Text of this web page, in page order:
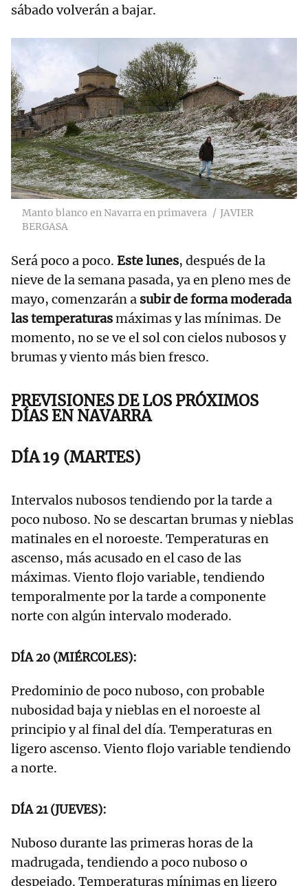
sábado volverán a bajar.
Manto blanco en Navarra en primavera
JAVIER
BERGASA
Será poco a poco. Este lunes, después de la
nieve de la semana pasada, ya en pleno mes de
mayo, comenzarán a subir de forma moderada
las temperaturasmáximas y las mínimas. De
momento, no se ve el sol con cielos nubosos y
brumas y viento más bien fresco.
PREVISIONES DE LOS PRÓXIMOS
DÍAS EN NAVARRA
DÍA 19 (MARTES)
Intervalos nubosos tendiendo por la tarde a
poco nuboso. No se descartan brumas y nieblas
matinales en el noroeste. Temperaturas en
ascenso, más acusado en el caso de las
máximas. Viento flojo variable, tendiendo
temporalmente por la tarde a componente
norte con algún intervalo moderado.
DÍA 20 (MIÉRCOLES):
Predominio de poco nuboso, con probable
nubosidad baja y nieblas en el noroeste al
principio y al final del día. Temperaturas en
ligero ascenso. Viento flojo variable tendiendo
a norte.
DÍA 21 (JUEVES):
Nuboso durante las primeras horas de la
madrugada, tendiendo a poco nuboso o
despejado. Temperaturas mínimas en ligero